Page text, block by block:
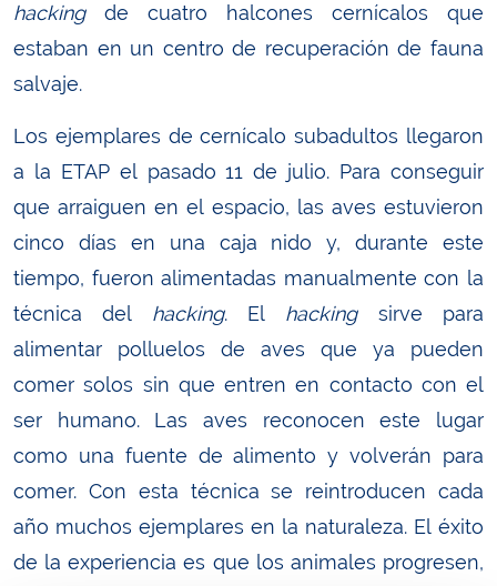
hackingde cuatro halcones cernícalos que
estaban en un centro de recuperación de fauna
salvaje.
Los ejemplares de cernícalo subadultos llegaron
a la ETAP el pasado 11 de julio. Para conseguir
que arraiguen en el espacio, las aves estuvieron
cinco días en una caja nido y, durante este
tiempo, fueron alimentadas manualmente con la
técnica del hacking. El hackingsirve para
alimentar polluelos de aves que ya pueden
comer solos sin que entren en contacto con el
ser humano. Las aves reconocen este lugar
como una fuente de alimento y volverán para
comer. Con esta técnica se reintroducen cada
año muchos ejemplares en la naturaleza. El éxito
de la experiencia es que los animales progresen,